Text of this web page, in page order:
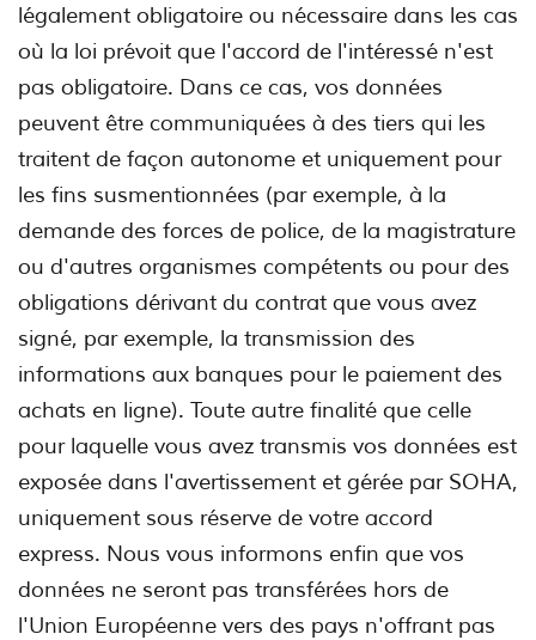
légalement obligatoire ou nécessaire dans les cas
où la loi prévoit que l'accord de l'intéressé n'est
pas obligatoire. Dans ce cas, vos données
peuvent être communiquées à des tiers qui les
traitent de façon autonome et uniquement pour
les fins susmentionnées (par exemple, à la
demande des forces de police, de la magistrature
ou d'autres organismes compétents ou pour des
obligations dérivant du contrat que vous avez
signé, par exemple, la transmission des
informations aux banques pour le paiement des
achats en ligne). Toute autre finalité que celle
pour laquelle vous avez transmis vos données est
exposée dans l'avertissement et gérée par SOHA,
uniquement sous réserve de votre accord
express. Nous vous informons enfin que vos
données ne seront pas transférées hors de
l'Union Européenne vers des pays n'offrant pas